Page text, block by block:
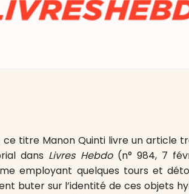
ce titre Manon Quinti livre un article
dans Livres Hebdo(n° 984, 7
employant quelques tours et
buter sur l’identité de ces objets